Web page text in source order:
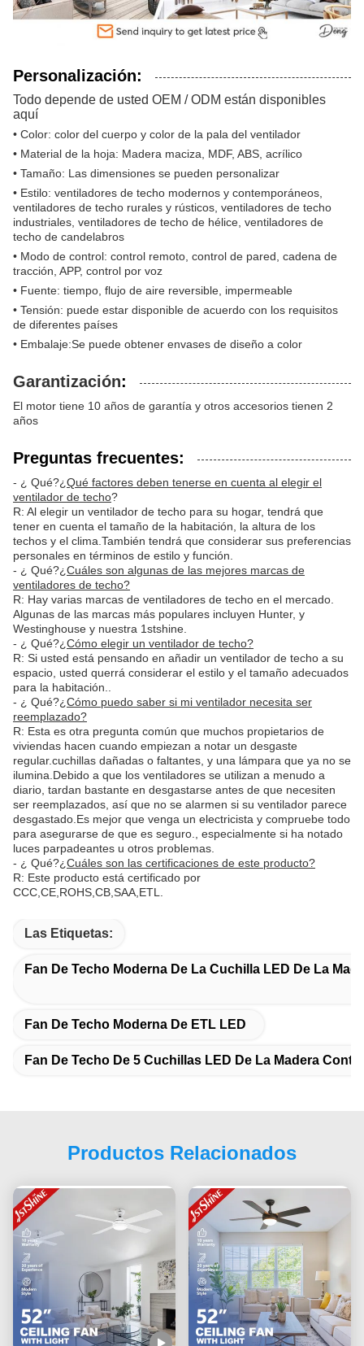
Personalización:
Todo depende de usted OEM / ODM están disponibles
aquí
• Color: color del cuerpo y color de la pala del ventilador
• Material de la hoja: Madera maciza, MDF, ABS, acrílico
• Tamaño: Las dimensiones se pueden personalizar
• Estilo: ventiladores de techo modernos y contemporáneos,
ventiladores de techo rurales y rústicos, ventiladores de techo
industriales, ventiladores de techo de hélice, ventiladores de
techo de candelabros
• Modo de control: control remoto, control de pared, cadena de
tracción, APP, control por voz
• Fuente: tiempo, flujo de aire reversible, impermeable
• Tensión: puede estar disponible de acuerdo con los requisitos
de diferentes países
• Embalaje:Se puede obtener envases de diseño a color
Garantización:
El motor tiene 10 años de garantía y otros accesorios tienen 2
años
Preguntas frecuentes:
- ¿ Qué?¿Qué factores deben tenerse en cuenta al elegir el
ventilador de techo?
R: Al elegir un ventilador de techo para su hogar, tendrá que
tener en cuenta el tamaño de la habitación, la altura de los
techos y el clima.También tendrá que considerar sus preferencias
personales en términos de estilo y función.
- ¿ Qué?¿Cuáles son algunas de las mejores marcas de
ventiladores de techo?
R: Hay varias marcas de ventiladores de techo en el mercado.
Algunas de las marcas más populares incluyen Hunter, y
Westinghouse y nuestra 1stshine.
- ¿ Qué?¿Cómo elegir un ventilador de techo?
R: Si usted está pensando en añadir un ventilador de techo a su
espacio, usted querrá considerar el estilo y el tamaño adecuados
para la habitación..
- ¿ Qué?¿Cómo puedo saber si mi ventilador necesita ser
reemplazado?
R: Esta es otra pregunta común que muchos propietarios de
viviendas hacen cuando empiezan a notar un desgaste
regular.cuchillas dañadas o faltantes, y una lámpara que ya no se
ilumina.Debido a que los ventiladores se utilizan a menudo a
diario, tardan bastante en desgastarse antes de que necesiten
ser reemplazados, así que no se alarmen si su ventilador parece
desgastado.Es mejor que venga un electricista y compruebe todo
para asegurarse de que es seguro., especialmente si ha notado
luces parpadeantes u otros problemas.
- ¿ Qué?¿Cuáles son las certificaciones de este producto?
R: Este producto está certificado por
CCC,CE,ROHS,CB,SAA,ETL.
Las Etiquetas:
Fan De Techo Moderna De La Cuchilla LED De La
Fan De Techo Moderna De ETL LED
Fan De Techo De 5 Cuchillas LED De La Madera
Productos Relacionados